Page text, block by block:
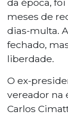
meses de
dias-multa.
fechado,
liberdade.
O ex-
vereador na
Carlos